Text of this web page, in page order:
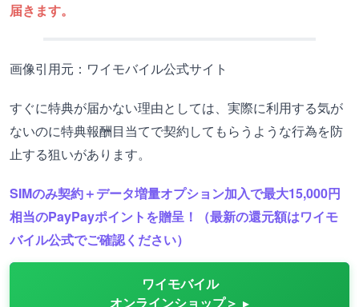
届きます。
画像引用元：ワイモバイル公式サイト
すぐに特典が届かない理由としては、実際に利用する気が
ないのに特典報酬目当てで契約してもらうような行為を防
止する狙いがあります。
SIMのみ契約＋データ増量オプション加入で最大15,000円
相当のPayPayポイントを贈呈！（最新の還元額はワイモ
バイル公式でご確認ください）
ワイモバイル
オンラインショップ＞